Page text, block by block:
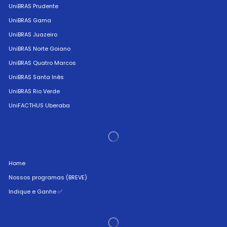
UniBRAS Prudente
UniBRAS Gama
UniBRAS Juazeiro
UniBRAS Norte Goiano
UniBRAS Quatro Marcos
UniBRAS Santa Inês
UniBRAS Rio Verde
UniFACTHUS Uberaba
Home
Nossos programas (BREVE)
Indique e Ganhe ✅